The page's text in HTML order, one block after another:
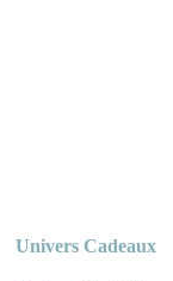
Univers Cadeaux